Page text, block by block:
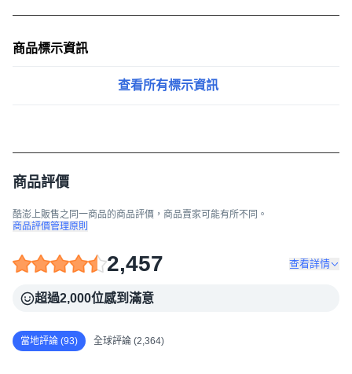
商品標示資訊
查看所有標示資訊
商品評價
酷澎上販售之同一商品的商品評價，商品賣家可能有所不同。
商品評價管理原則
2,457 查看詳情
超過2,000位感到滿意
當地評論 (93) 全球評論 (2,364)